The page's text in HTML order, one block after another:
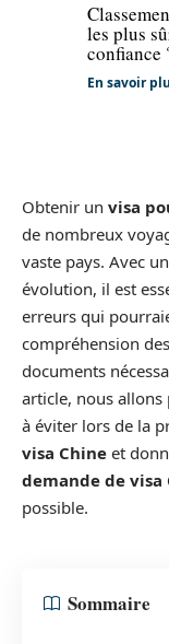
les plus
confiance
En savoir
Obtenir un visa
de nombreux
vaste pays. Avec
évolution, il est
erreurs qui
compréhension
documents
article, nous allons
à éviter lors de la
visa Chine et
demande de visa
possible.
Sommaire